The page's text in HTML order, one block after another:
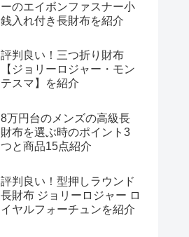
ーのエイボンファスナー小
銭入れ付き長財布を紹介
評判良い！三つ折り財布
【ジョリーロジャー・モン
テスマ】を紹介
8万円台のメンズの高級長
財布を選ぶ時のポイント3
つと商品15点紹介
評判良い！型押しラウンド
長財布 ジョリーロジャー ロ
イヤルフォーチュンを紹介